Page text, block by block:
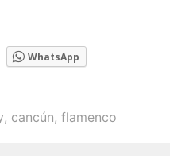
WhatsApp
, cancún, flamenco